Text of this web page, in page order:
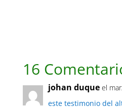
16
johan duque el
este testimonio del